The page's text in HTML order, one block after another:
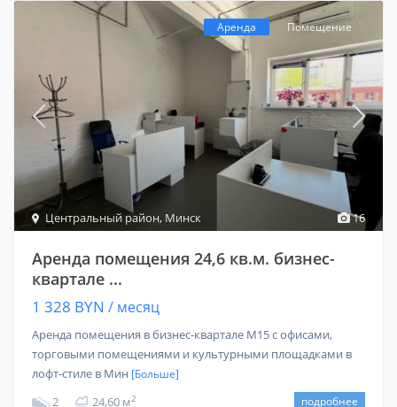
16
Центральный район, Минск
Аренда Помещение
Аренда помещения 24,6 кв.м. бизнес-
квартале ...
1 328 BYN / месяц
Аренда помещения в бизнес-квартале M15 с офисами,
торговыми помещениями и культурными площадками в
лофт-стиле в Мин [Больше]
2 24,60 м2 подробнее